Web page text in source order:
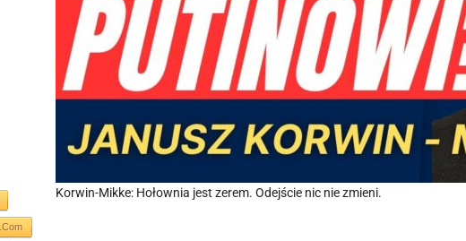
Korwin-Mikke: Hołownia jest zerem. Odejście nic nie zmieni.